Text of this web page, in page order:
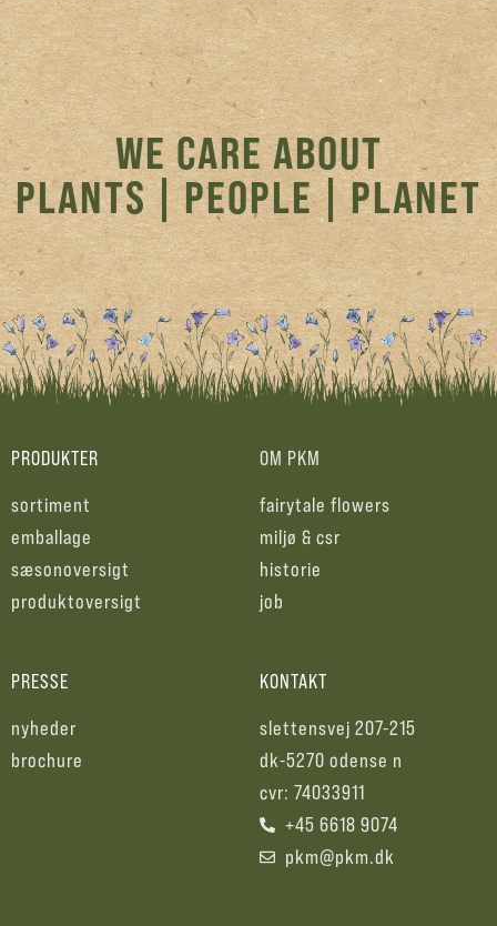
WE CARE ABOUT
PLANTS | PEOPLE | PLANET
PRODUKTER
sortiment
emballage
sæsonoversigt
produktoversigt
OM PKM
fairytale flowers
miljø & csr
historie
job
PRESSE
nyheder
brochure
KONTAKT
slettensvej 207-215
dk-5270 odense n
cvr: 74033911
+45 6618 9074
pkm@pkm.dk